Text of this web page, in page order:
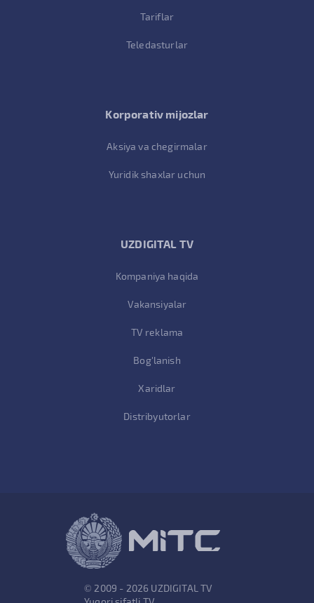
Tariflar
Teledasturlar
Korporativ mijozlar
Aksiya va chegirmalar
Yuridik shaxlar uchun
UZDIGITAL TV
Kompaniya haqida
Vakansiyalar
TV reklama
Bog'lanish
Xaridlar
Distribyutorlar
© 2009 - 2026 UZDIGITAL TV